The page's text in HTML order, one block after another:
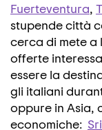
Fuerteventura,
stupende città
cerca di mete
offerte
essere la
gli italiani
oppure in Asia,
economiche: